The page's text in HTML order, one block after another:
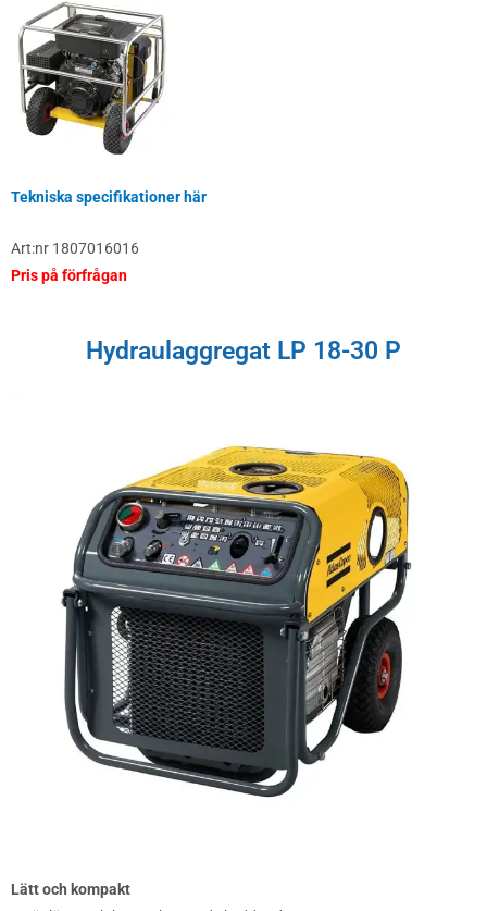
Tekniska specifikationer här
Art:nr 1807016016
Pris på förfrågan
Hydraulaggregat LP 18-30 P
Lätt och kompakt